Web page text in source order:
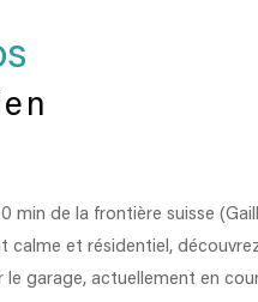
min de la frontière suisse
calme et résidentiel,
le garage, actuellement en